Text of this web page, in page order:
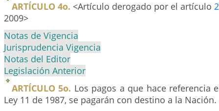
ARTÍCULO 4o. <Artículo derogado por el artículo
2009>
Notas de Vigencia
Jurisprudencia Vigencia
Notas del Editor
Legislación Anterior
ARTÍCULO 5o. Los pagos a que hace referencia
Ley 11 de 1987, se pagarán con destino a la Nación.